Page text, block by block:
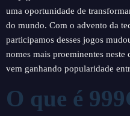
uma oportunidade de
do mundo. Com o advento da
participamos desses jogos
nomes mais proeminentes
vem ganhando popularidade
O que é